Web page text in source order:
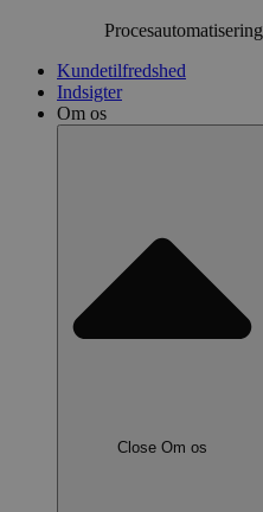
Procesautomatisering
Kundetilfredshed
Indsigter
Om os
Close Om os